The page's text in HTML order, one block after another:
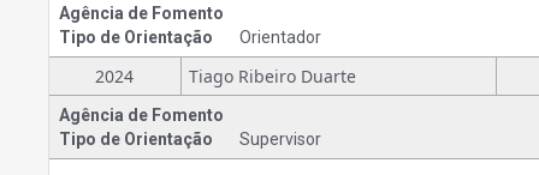
Agência de Fomento
Tipo de Orientação
Orientador
2024 Tiago Ribeiro Duarte
Agência de Fomento
Tipo de Orientação
Supervisor